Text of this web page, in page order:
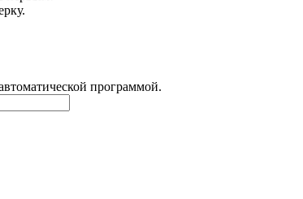
программой.